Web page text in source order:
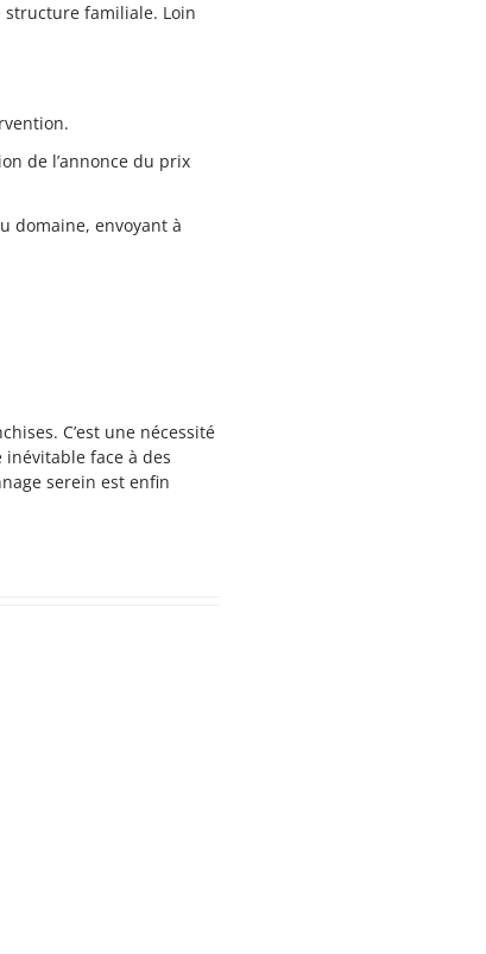
structure familiale. Loin
de l’annonce du prix
domaine, envoyant à
C’est une nécessité
face à des
serein est enfin